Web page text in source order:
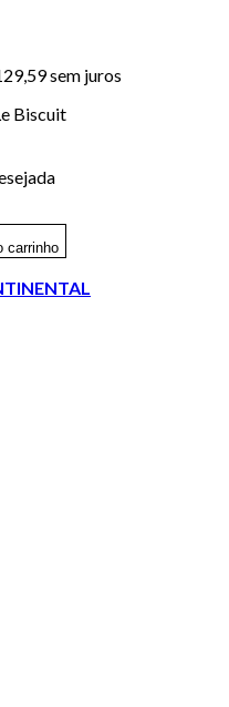
sem juros
Biscuit
carrinho